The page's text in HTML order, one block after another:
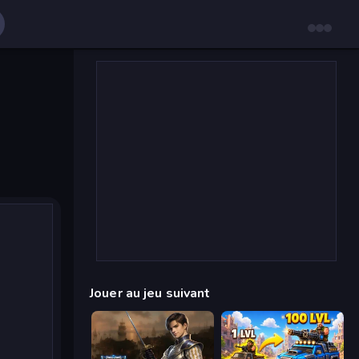
Jouer au jeu suivant